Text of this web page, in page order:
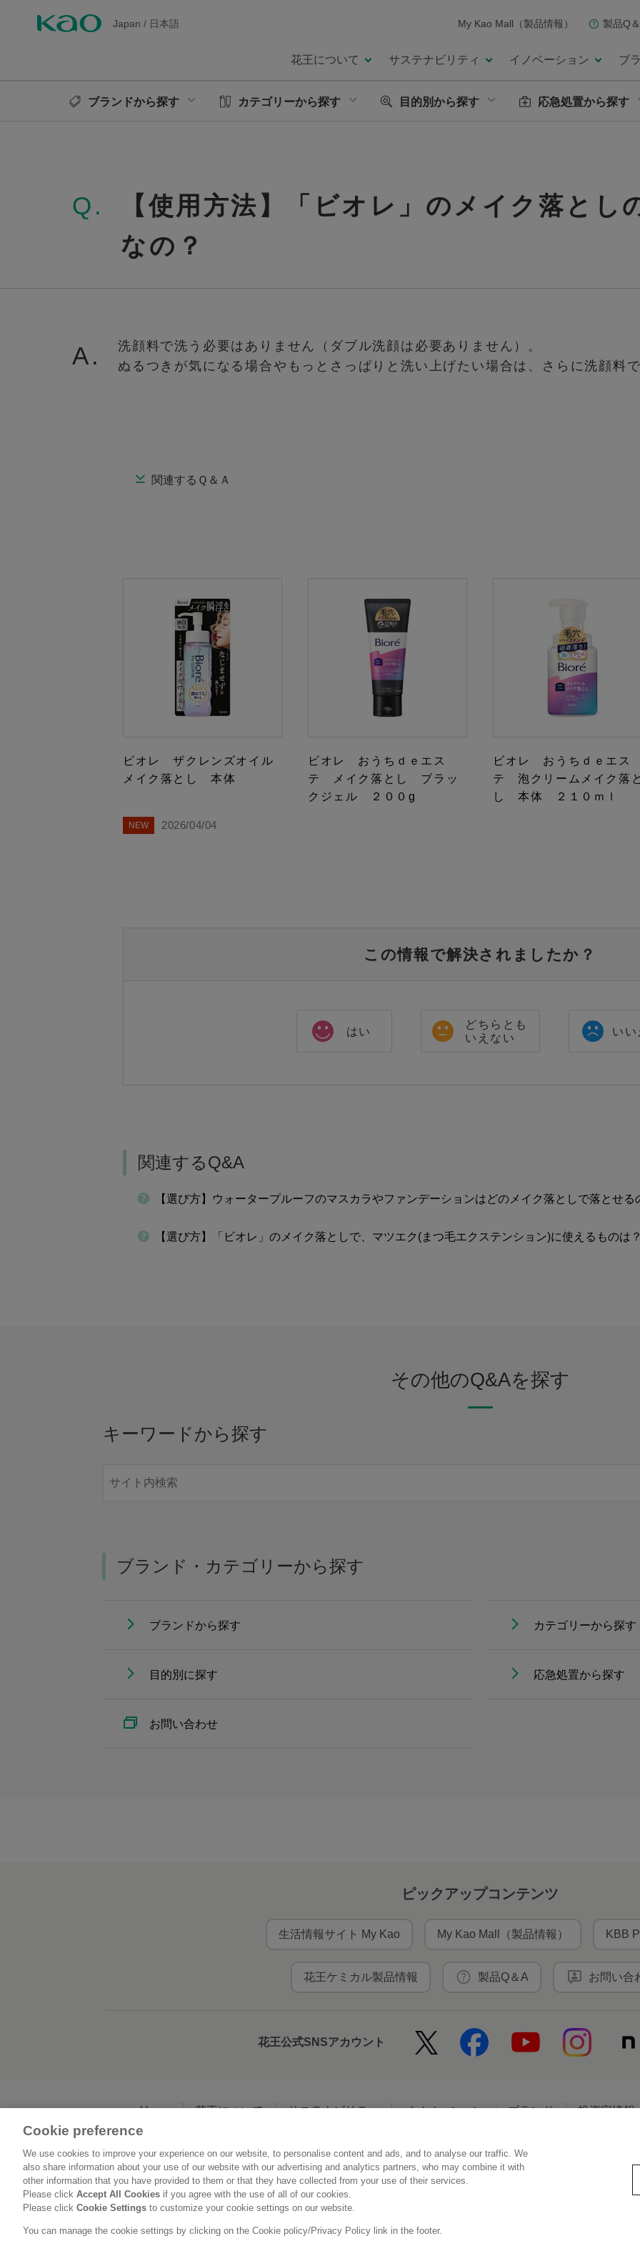
Japan / 日本語 My Kao Mall（製品情報） 製品Q
花王について サステナビリティ イノベーション ブ
ブランドから探す カテゴリーから探す 目的別から探す 応急処置から探す
Q.
【使用方法】「ビオレ」のメイク落とし
なの？
A.
洗顔料で洗う必要はありません（ダブル洗顔は必要ありません）。​
ぬるつきが気になる場合やもっとさっぱりと洗い上げたい場合は、さらに洗顔料
関連するＱ＆Ａ
ビオレ ザクレンズオイル
メイク落とし 本体
NEW 2026/04/04
ビオレ おうちｄｅエス
テ メイク落とし ブラッ
クジェル ２００g
ビオレ おうちｄｅエス
テ 泡クリームメイク落と
し 本体 ２１０ｍｌ
この情報で解決されましたか？
はい
どちらとも
いえない
いい
関連するQ&A
【選び方】ウォータープルーフのマスカラやファンデーションはどのメイク落としで落とせる
【選び方】「ビオレ」のメイク落としで、マツエク(まつ毛エクステンション)に使えるものは？
その他のQ&Aを探す
キーワードから探す
ブランド・カテゴリーから探す
ブランドから探す カテゴリーから探す
目的別に探す 応急処置から探す
お問い合わせ
ピックアップコンテンツ
生活情報サイト My Kao My Kao Mall（製品情報） KBB
花王ケミカル製品情報 製品Q＆A お問い合
花王公式SNSアカウント
Home 花王について サステナビリティ イノベーション ブランド 投資家情報
利用規約 花王のアクセシビリティ 個人情報保護方針 利用者情報の外部送信
Cookie preference
We use cookies to improve your experience on our website, to personalise content and ads, and to analyse our traffic. We
also share information about your use of our website with our advertising and analytics partners, who may combine it with
other information that you have provided to them or that they have collected from your use of their services.
Please click Accept All Cookies if you agree with the use of all of our cookies.
Please click Cookie Settings to customize your cookie settings on our website.
You can manage the cookie settings by clicking on the Cookie policy/Privacy Policy link in the footer.